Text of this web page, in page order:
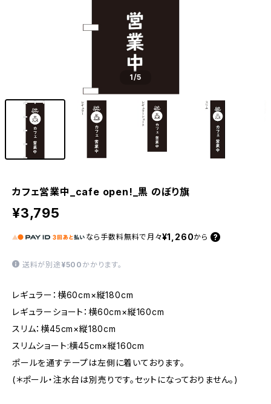
1/5
カフェ営業中_cafe open!_黒 のぼり旗
¥3,795
なら 手数料無料で 月々¥1,260から
送料が別途 ¥500 かかります。
レギュラー：横60cm×縦180cm
レギュラーショート：横60cm×縦160cm
スリム：横45cm×縦180cm
スリムショート:横45cm×縦160cm
ポールを通すテープは左側に着いております。
(＊ポール・注水台は別売りです。セットになっておりません。)